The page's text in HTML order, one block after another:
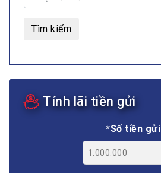
Tìm kiếm
Tính lãi tiền gửi
*Số tiền gửi